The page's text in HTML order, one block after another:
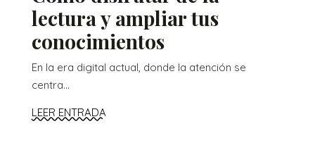
lectura y ampliar tus
conocimientos
En la era digital actual, donde la atención se
centra...
LEER ENTRADA